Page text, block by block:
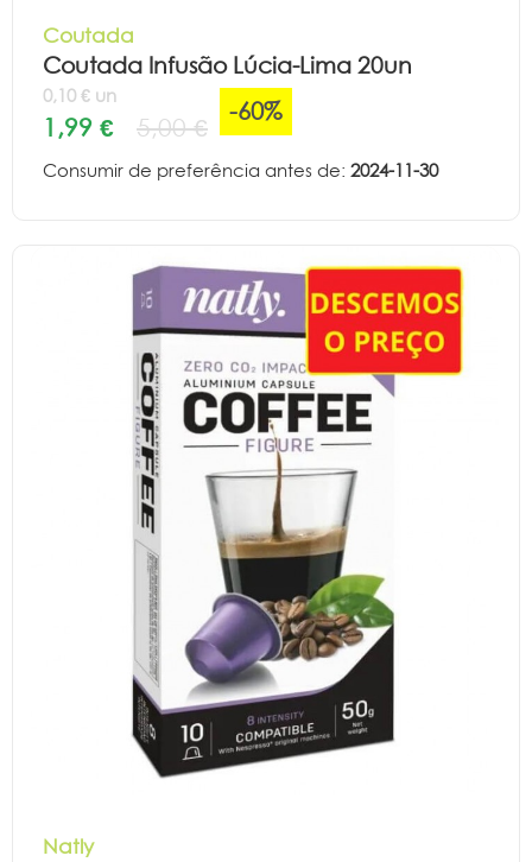
Coutada
Coutada Infusão Lúcia-Lima 20un
0,10 € un
1,99 € 5,00 €
-60%
Consumir de preferência antes de: 2024-11-30
Natly